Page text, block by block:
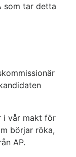
som tar detta
i vår makt för
börjar röka,
AP.